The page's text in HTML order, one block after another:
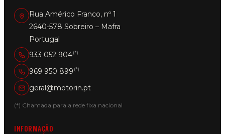
Rua Américo Franco, nº 1
2640-578 Sobreiro – Mafra
Portugal
933 052 904(*)
969 950 899 (*)
geral@motorin.pt
(*) Chamada para a rede fixa nacional
INFORMAÇÃO